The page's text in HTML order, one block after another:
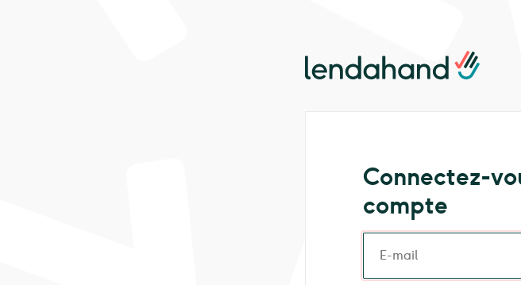
Lendahand logo
Connectez-
compte